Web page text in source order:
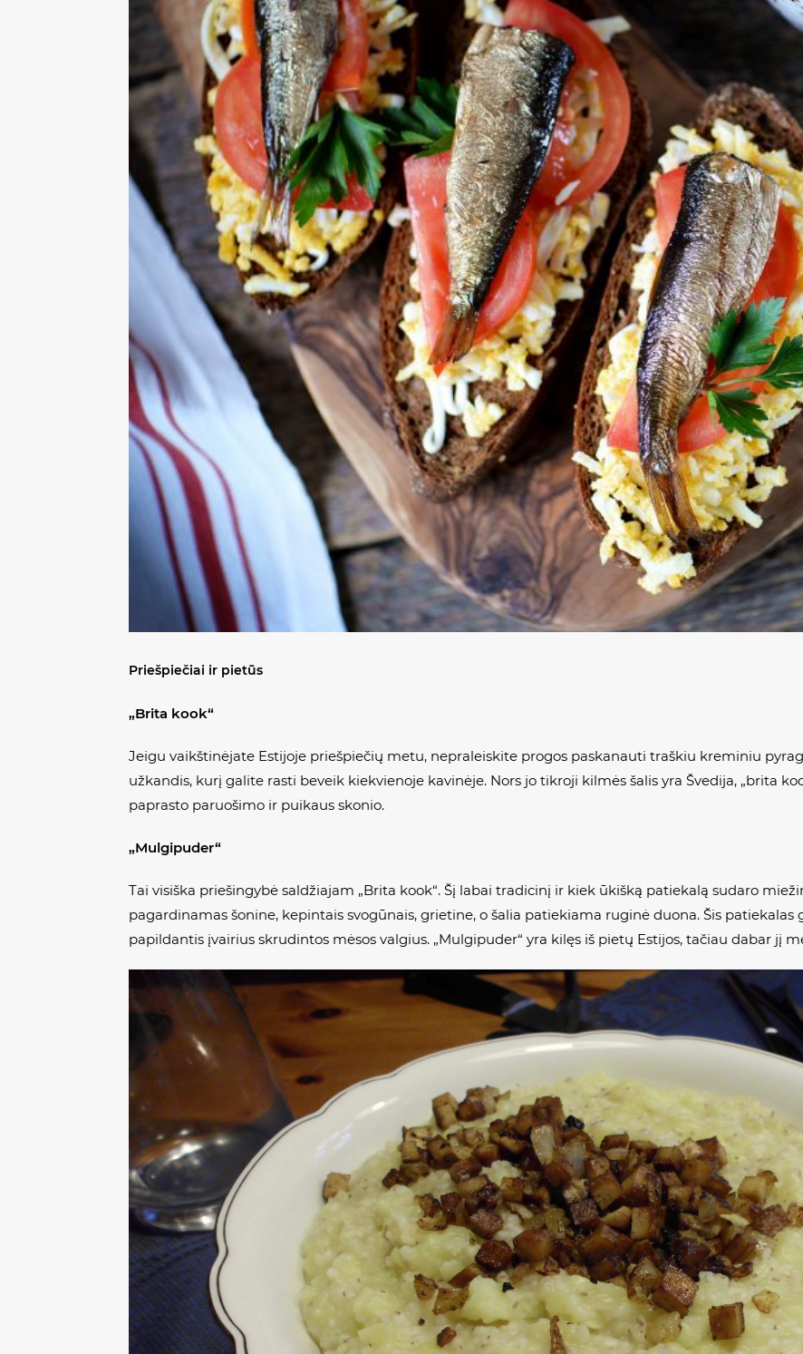
Priešpiečiai ir pietūs
„Brita kook“
Jeigu vaikštinėjate Estijoje priešpiečių metu, nepraleiskite progos paskanauti traškiu kreminiu
užkandis, kurį galite rasti beveik kiekvienoje kavinėje. Nors jo tikroji kilmės šalis yra Švedija, „brita
paprasto paruošimo ir puikaus skonio.
„Mulgipuder“
Tai visiška priešingybė saldžiajam „Brita kook“. Šį labai tradicinį ir kiek ūkišką patiekalą sudaro
pagardinamas šonine, kepintais svogūnais, grietine, o šalia patiekiama ruginė duona. Šis
papildantis įvairius skrudintos mėsos valgius. „Mulgipuder“ yra kilęs iš pietų Estijos, tačiau dabar jį